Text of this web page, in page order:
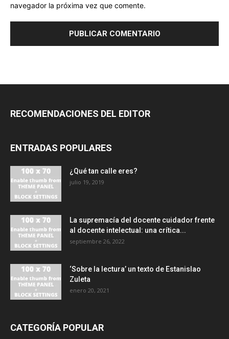
navegador la próxima vez que comente.
RECOMENDACIONES DEL EDITOR
ENTRADAS POPULARES
¿Qué tan calle eres?
julio 19, 2019
La supremacía del docente cuidador frente
al docente intelectual: una crítica...
septiembre 26, 2022
‘Sobre la lectura’ un texto de Estanislao
Zuleta
enero 20, 2021
CATEGORÍA POPULAR